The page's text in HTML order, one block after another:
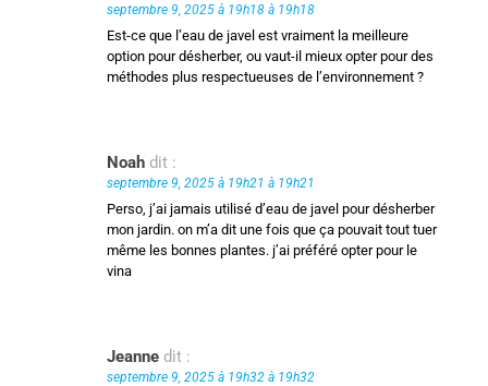
septembre 9, 2025 à 19h18 à 19h18
Est-ce que l’eau de javel est vraiment la meilleure
option pour désherber, ou vaut-il mieux opter pour des
méthodes plus respectueuses de l’environnement ?
Noah dit :
septembre 9, 2025 à 19h21 à 19h21
Perso, j’ai jamais utilisé d’eau de javel pour désherber
mon jardin. on m’a dit une fois que ça pouvait tout tuer
même les bonnes plantes. j’ai préféré opter pour le
vina
Jeanne dit :
septembre 9, 2025 à 19h32 à 19h32